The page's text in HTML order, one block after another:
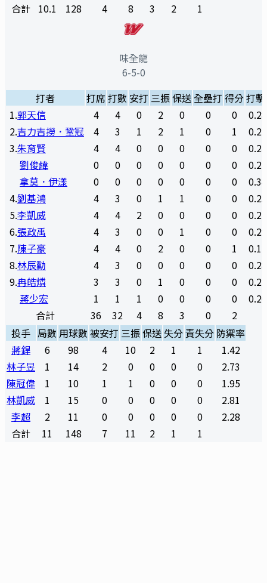
合計 10.1 128 4 8 3 2 1
味全龍
6-5-0
打者
打席打數 安打 三振保送全壘打 得分打
1.郭天信 4 4 0 2 0 0 0
2.吉力吉撈．鞏冠 4 3 1 2 1 0 1
3.朱育賢 4 4 0 0 0 0 0
劉俊緯
0 0 0 0 0 0 0
拿莫．伊漾
0 0 0 0 0 0 0
4.劉基鴻 4 3 0 1 1 0 0
5.李凱威 4 4 2 0 0 0 0
6.張政禹 4 3 0 0 1 0 0
7.陳子豪 4 4 0 2 0 0 1
8.林辰勳 4 3 0 0 0 0 0
9.冉皓燐 3 3 0 1 0 0 0
蔣少宏
1 1 1 0 0 0 0
合計
36 32 4 8 3 0
2
投手 局數 用球數 被安打 三振保送失分責失分 防禦率
蔣銲
6 98 4 10 2 1 1
1.42
林子昱
1 14 2 0 0 0 0
2.73
陳冠偉
1 10 1 1 0 0 0
1.95
林凱威
1 15 0 0 0 0 0
2.81
李超
2 11 0 0 0 0 0
2.28
合計
11 148 7 11 2 1 1